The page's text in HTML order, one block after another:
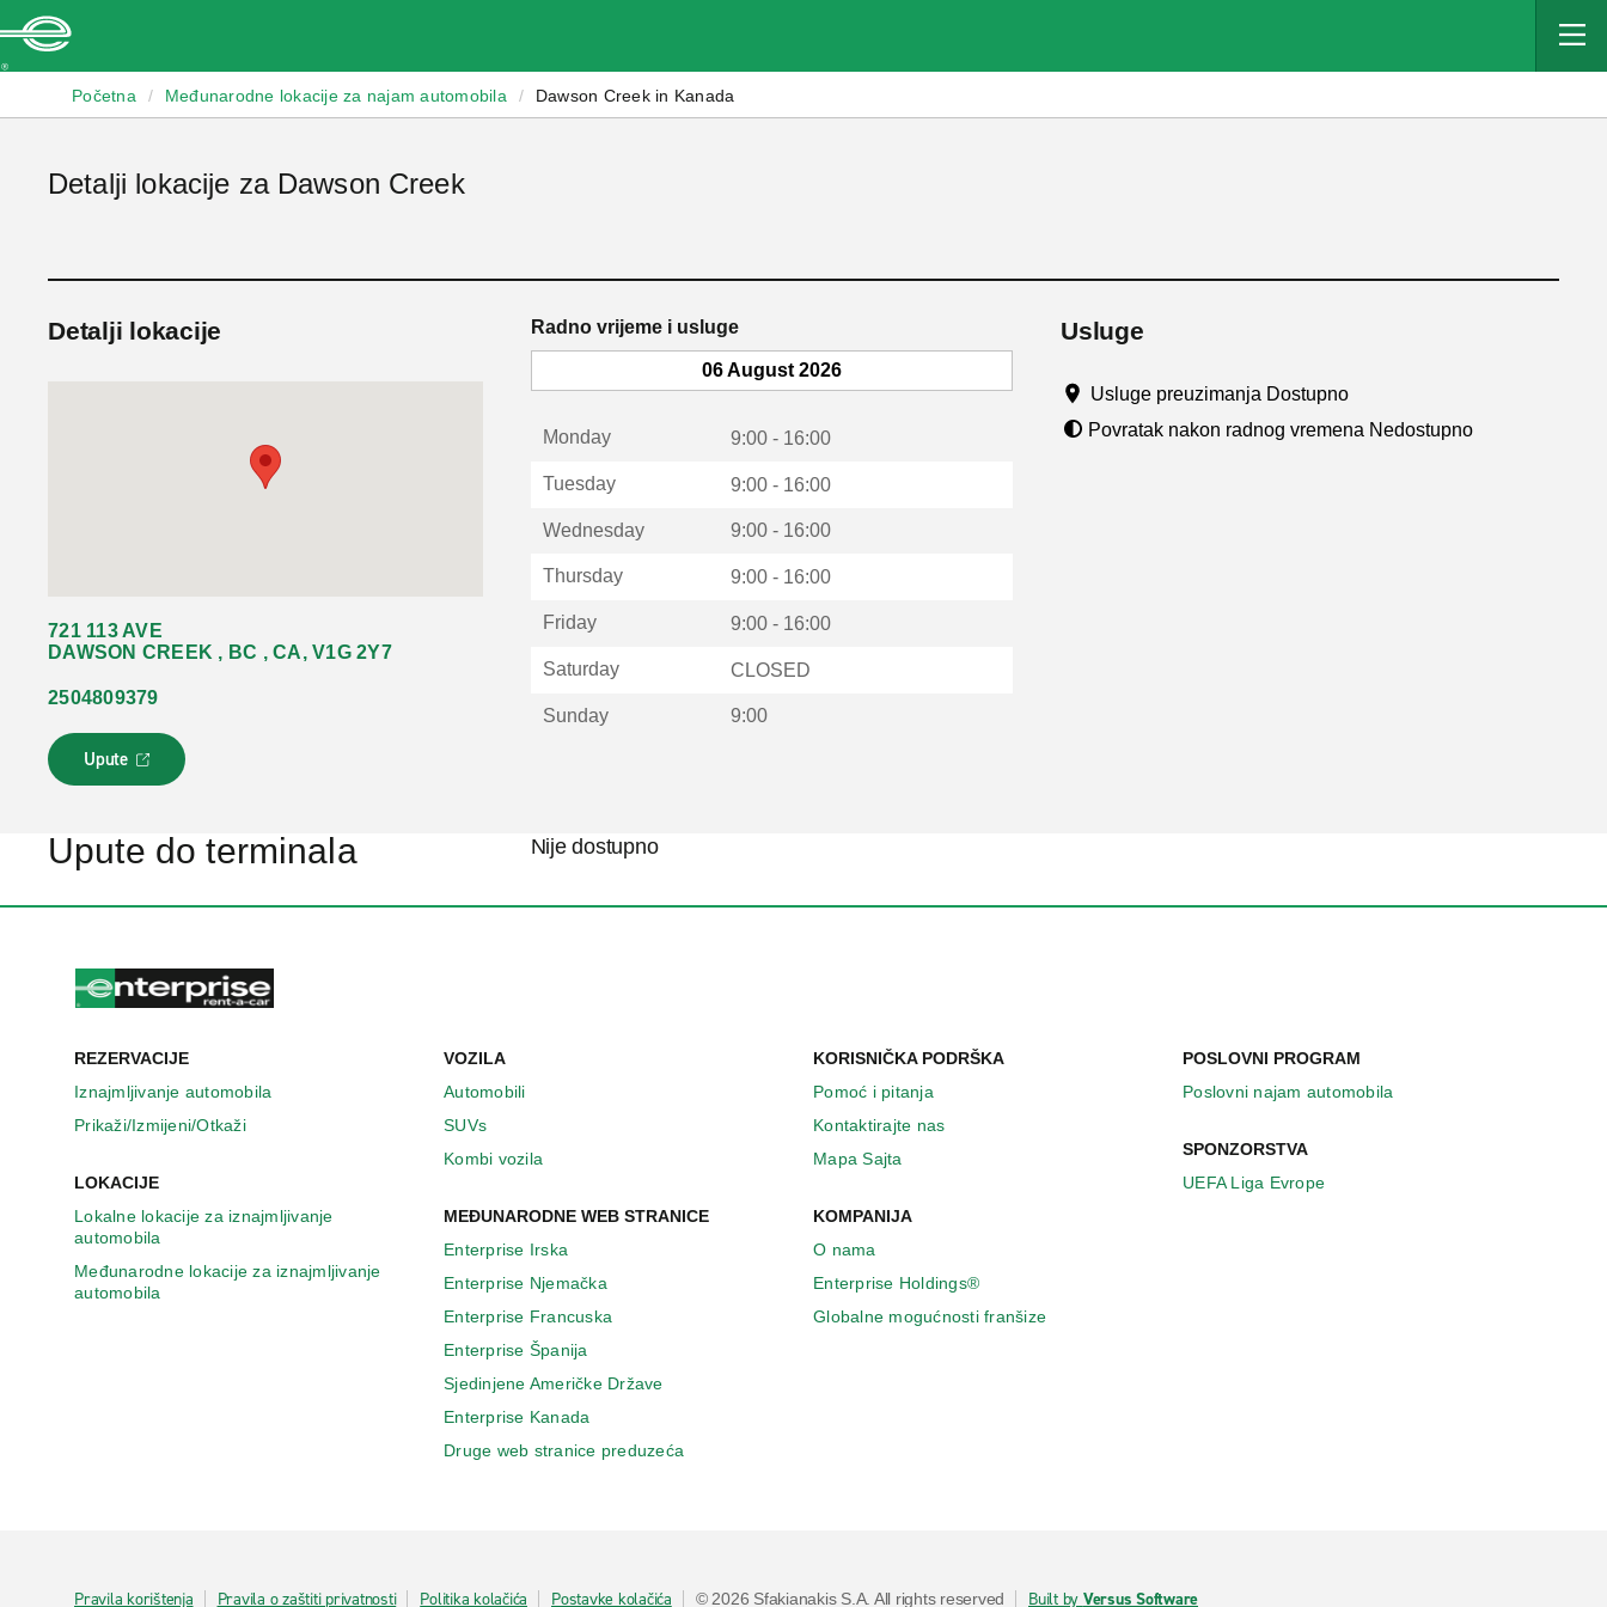
Početna / Međunarodne lokacije za najam automobila / Dawson Creek in Kanada
Detalji lokacije za Dawson Creek
Detalji lokacije
721 113 AVE
DAWSON CREEK , BC , CA, V1G 2Y7
2504809379
Upute
L
i
s
o
a
r
u
o
v
m
p
r
o
z
o
Radno vrijeme i usluge
06 August 2026
Monday 9:00 - 16:00
Tuesday 9:00 - 16:00
Wednesday 9:00 - 16:00
Thursday 9:00 - 16:00
Friday 9:00 - 16:00
Saturday CLOSED
Sunday 9:00
Usluge
Usluge preuzimanja Dostupno
Povratak nakon radnog vremena Nedostupno
Upute do terminala Nije dostupno
REZERVACIJE
Iznajmljivanje automobila
Prikaži/Izmijeni/Otkaži
LOKACIJE
Lokalne lokacije za iznajmljivanje
automobila
Međunarodne lokacije za iznajmljivanje
automobila
VOZILA
Automobili
SUVs
Kombi vozila
MEĐUNARODNE WEB STRANICE
Enterprise Irska
Enterprise Njemačka
Enterprise Francuska
Enterprise Španija
Sjedinjene Američke Države
Enterprise Κanada
Druge web stranice preduzeća
KORISNIČKA PODRŠKA
Pomoć i pitanja
Kontaktirajte nas
Mapa Sajta
KOMPANIJA
O nama
Enterprise Holdings®
Globalne mogućnosti franšize
POSLOVNI PROGRAM
Poslovni najam automobila
SPONZORSTVA
UEFA Liga Evrope
Pravila korištenja Pravila o zaštiti privatnosti Politika kolačića Postavke kolačića © 2026 Sfakianakis S.A. All rights reserved Built by Versus Software